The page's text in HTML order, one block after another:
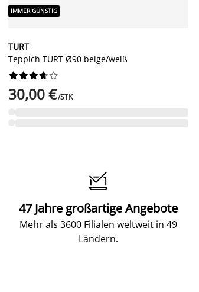
IMMER GÜNSTIG
TURT
Teppich TURT Ø90 beige/weiß






30,00 €/STK

47 Jahre großartige Angebote
Mehr als 3600 Filialen weltweit in 49
Ländern.